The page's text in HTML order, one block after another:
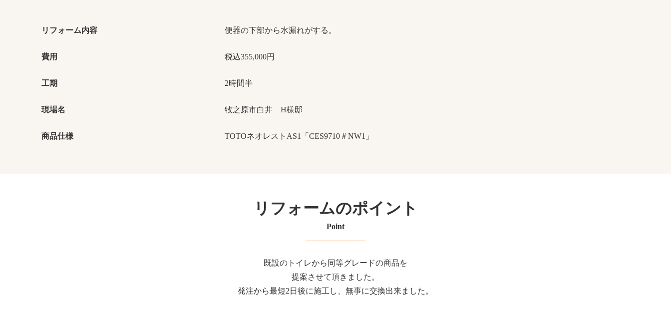
リフォーム内容 便器の下部から水漏れがする。
費用 税込355,000円
工期 2時間半
現場名 牧之原市白井 H様邸
商品仕様 TOTOネオレストAS1「CES9710＃NW1」
リフォームのポイント
Point
既設のトイレから同等グレードの商品を
提案させて頂きました。
発注から最短2日後に施工し、無事に交換出来ました。